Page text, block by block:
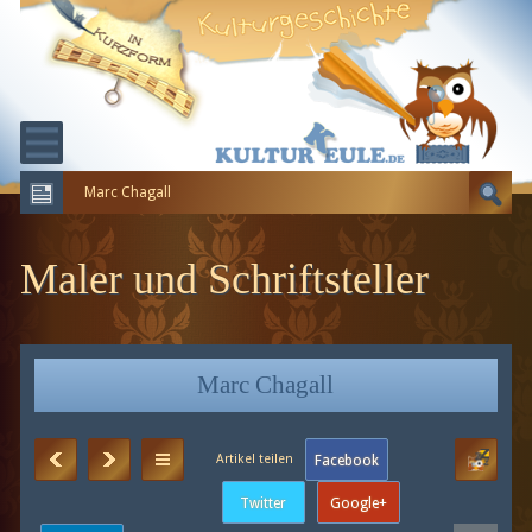
ERDGESCHICHTE
EVOLUTION
Marc Chagall
Maler und Schriftsteller
Marc Chagall